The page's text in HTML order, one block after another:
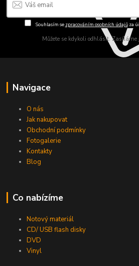
Souhlasím se zpracováním osobních údajůza
Můžete se kdykoli odhlásit. Zasíláme
Navigace
O nás
Jak nakupovat
Obchodní podmínky
Fotogalerie
Kontakty
Blog
Co nabízíme
Notový materiál
CD/ USB flash disky
DVD
Vinyl